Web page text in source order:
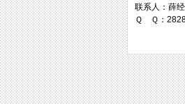
台
联系人：薛
Ｑ Ｑ：